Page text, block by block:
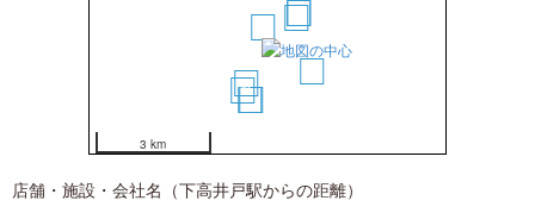
3
4
5
78
9
3 km
店舗・施設・会社名（下高井戸駅からの距離）